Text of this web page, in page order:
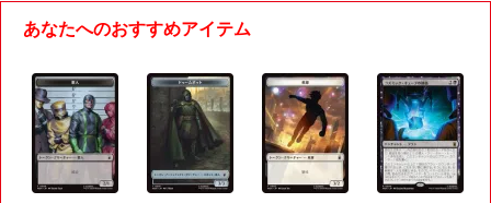
あなたへのおすすめアイテム